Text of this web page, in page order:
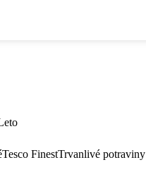
Tesco FinestTrvanlivé potraviny